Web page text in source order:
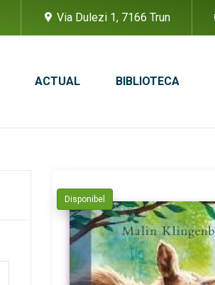
Via Dulezi 1, 7166 Trun
ACTUAL BIBLIOTECA
Disponibel